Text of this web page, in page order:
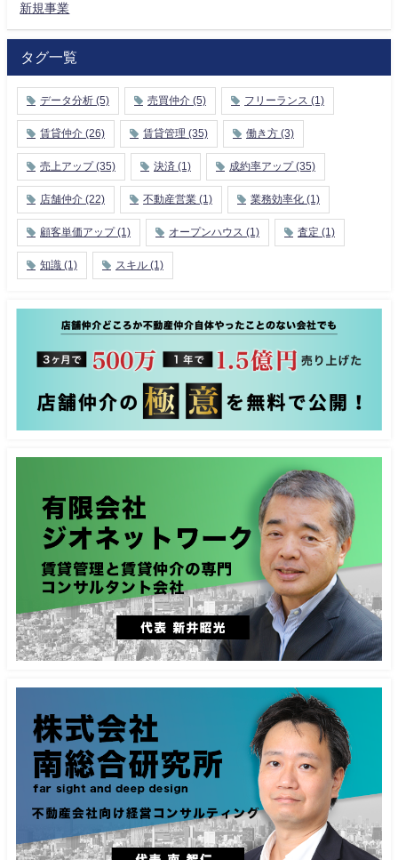
新規事業
タグ一覧
データ分析 (5) 売買仲介 (5) フリーランス (1)
賃貸仲介 (26) 賃貸管理 (35) 働き方 (3)
売上アップ(35) 決済 (1) 成約率アップ(35)
店舗仲介 (22) 不動産営業 (1) 業務効率化 (1)
顧客単価アップ(1) オープンハウス (1) 査定 (1)
知識 (1) スキル (1)